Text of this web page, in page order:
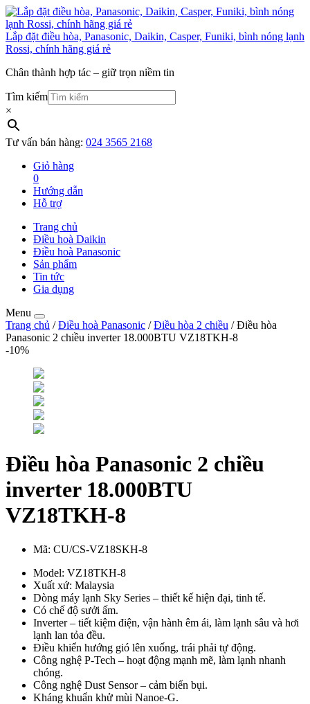
Lắp đặt điều hòa, Panasonic, Daikin, Casper, Funiki, bình nóng lạnh
Rossi, chính hãng giá rẻ
Chân thành hợp tác – giữ trọn niềm tin
Tìm kiếm
×
Tư vấn bán hàng: 024 3565 2168
Giỏ hàng
0
Hướng dẫn
Hỗ trợ
Trang chủ
Điều hoà Daikin
Điều hoà Panasonic
Sản phẩm
Tin tức
Gia dụng
Menu
Trang chủ /Điều hoà Panasonic /Điều hòa 2 chiều / Điều hòa
Panasonic 2 chiều inverter 18.000BTU VZ18TKH-8
-10%
Điều hòa Panasonic 2 chiều
inverter 18.000BTU
VZ18TKH-8
Mã: CU/CS-VZ18SKH-8
Model: VZ18TKH-8
Xuất xứ: Malaysia
Dòng máy lạnh Sky Series – thiết kế hiện đại, tinh tế.
Có chế độ sưởi ấm.
Inverter – tiết kiệm điện, vận hành êm ái, làm lạnh sâu và hơi
lạnh lan tỏa đều.
Điều khiển hướng gió lên xuống, trái phải tự động.
Công nghệ P-Tech – hoạt động mạnh mẽ, làm lạnh nhanh
chóng.
Công nghệ Dust Sensor – cảm biến bụi.
Kháng khuẩn khử mùi Nanoe-G.